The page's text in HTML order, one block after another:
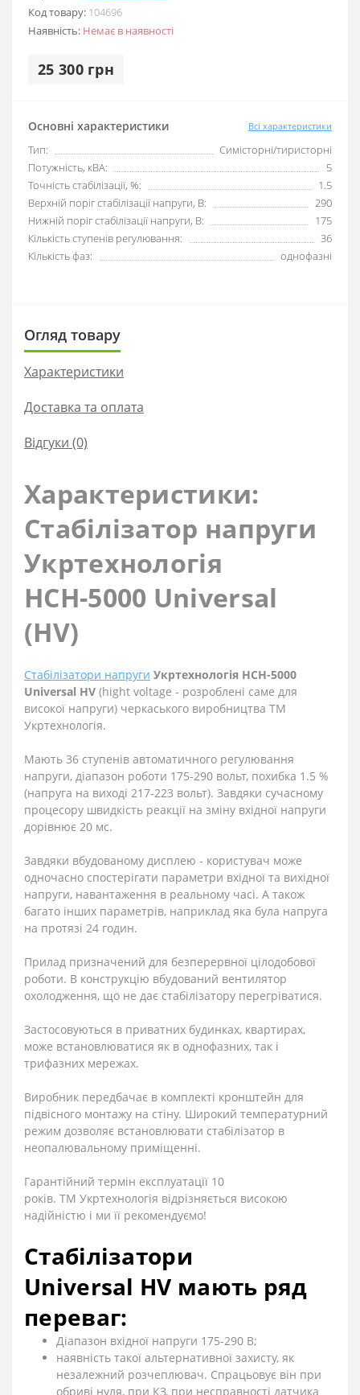
Код товару: 104696
Наявність: Немає в наявності
25 300 грн
Основні характеристики Всі характеристики
Тип:
Симісторні/тиристорні
Потужність, кВА:
5
Точність стабілізації, %:
1.5
Верхній поріг стабілізації напруги, В:
290
Нижній поріг стабілізації напруги, В:
175
Кількість ступенів регулювання:
36
Кількість фаз:
однофазні
Огляд товару
Характеристики
Доставка та оплата
Відгуки (0)
Характеристики:
Стабілізатор напруги
Укртехнологія
НСН-5000 Universal
(HV)
Стабілізатори напруги Укртехнологія НСН-5000
Universal HV (hight voltage - розроблені саме для
високої напруги) черкаського виробництва ТМ
Укртехнологія.
Мають 36 ступенів автоматичного регулювання
напруги, діапазон роботи 175-290 вольт, похибка 1.5 %
(напруга на виході 217-223 вольт). Завдяки сучасному
процесору швидкість реакції на зміну вхідної напруги
дорівнює 20 мс.
Завдяки вбудованому дисплею - користувач може
одночасно спостерігати параметри вхідної та вихідної
напруги, навантаження в реальному часі. А також
багато інших параметрів, наприклад яка була напруга
на протязі 24 годин.
Прилад призначений для безперервної цілодобової
роботи. В конструкцію вбудований вентилятор
охолодження, що не дає стабілізатору перегріватися.
Застосовуються в приватних будинках, квартирах,
може встановлюватися як в однофазних, так і
трифазних мережах.
Виробник передбачає в комплекті кронштейн для
підвісного монтажу на стіну. Широкий температурний
режим дозволяє встановлювати стабілізатор в
неопалювальному приміщенні.
Гарантійний термін експлуатації 10
років. ТМ Укртехнологія відрізняється високою
надійністю і ми її рекомендуємо!
Стабілізатори
Universal HV мають ряд
переваг:
Діапазон вхідної напруги 175-290 В;
наявність такої альтернативної захисту, як
незалежний розчеплювач. Спрацьовує він при
обриві нуля, при КЗ, при несправності датчика